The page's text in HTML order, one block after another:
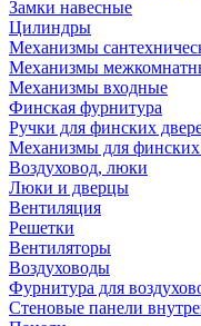
Замки навесные
Цилиндры
Механизмы
Механизмы
Механизмы входные
Финская фурнитура
Ручки для финских
Механизмы для финских
Воздуховод, люки
Люки и дверцы
Вентиляция
Решетки
Вентиляторы
Воздуховоды
Фурнитура для
Стеновые панели